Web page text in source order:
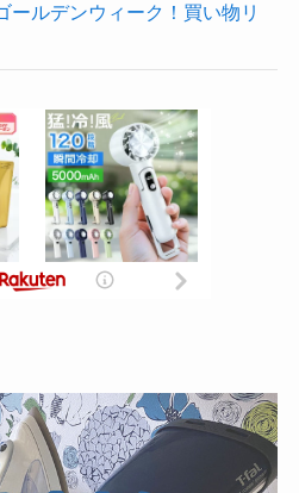
ールデンウィーク！買い物リ